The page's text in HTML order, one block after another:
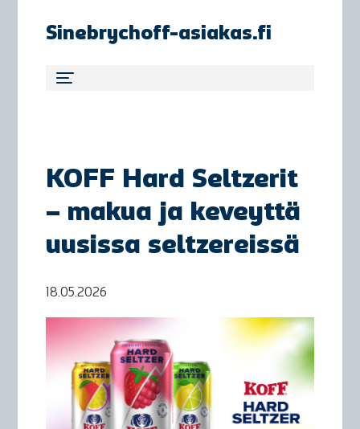
Sinebrychoff-asiakas.fi
KOFF Hard Seltzerit
– makua ja keveyttä
uusissa seltzereissä
18.05.2026